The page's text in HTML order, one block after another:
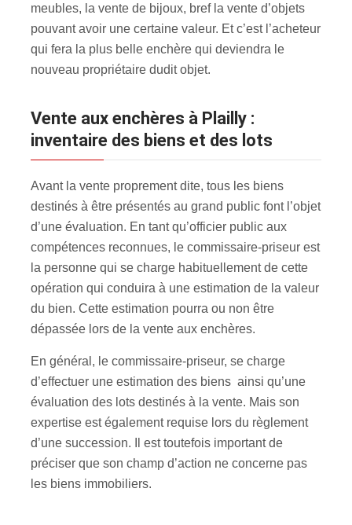
meubles, la vente de bijoux, bref la vente d’objets
pouvant avoir une certaine valeur. Et c’est l’acheteur
qui fera la plus belle enchère qui deviendra le
nouveau propriétaire dudit objet.
Vente aux enchères à Plailly :
inventaire des biens et des lots
Avant la vente proprement dite, tous les biens
destinés à être présentés au grand public font l’objet
d’une évaluation. En tant qu’officier public aux
compétences reconnues, le commissaire-priseur est
la personne qui se charge habituellement de cette
opération qui conduira à une estimation de la valeur
du bien. Cette estimation pourra ou non être
dépassée lors de la vente aux enchères.
En général, le commissaire-priseur, se charge
d’effectuer une estimation des biens ainsi qu’une
évaluation des lots destinés à la vente. Mais son
expertise est également requise lors du règlement
d’une succession. Il est toutefois important de
préciser que son champ d’action ne concerne pas
les biens immobiliers.